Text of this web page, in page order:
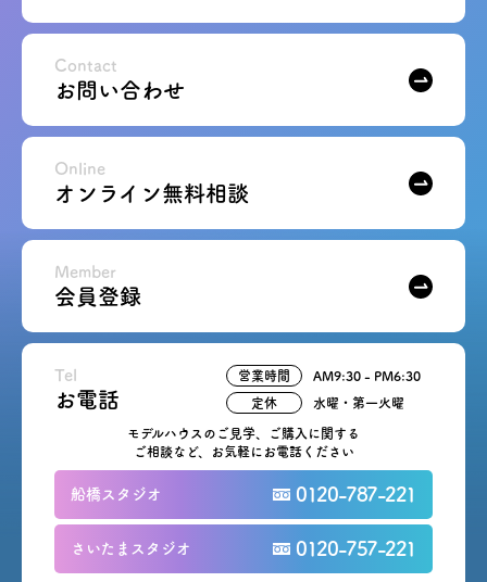
船橋スタジオ 0120-787-221
さいたまスタジオ 0120-757-221
公式アカウント
お問い合わせ
Contact
オンライン無料相談
Online
会員登録
Member
Tel
お電話
モデルハウスのご見学、ご購入に関する
ご相談など、お気軽にお電話ください
船橋スタジオ 0120-787-221
さいたまスタジオ 0120-757-221
営業時間 AM9:30 - PM6:30
定休 水曜・第一火曜